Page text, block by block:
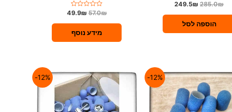
ד
ר
0
מ
285.0₪
249.5₪
הוספה לסל
ד
ר
0
מ
57.0₪
49.9₪
מידע נוסף
12%-
12%-